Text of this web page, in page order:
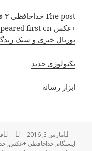
The post
+عکس appeared first on
پورتال خبری و سبک
تکنولوژی جدید
ابزار رسانه
ارسال
شده
مارس 3, 2016
ایستگاه,خداحافظی +عکس,